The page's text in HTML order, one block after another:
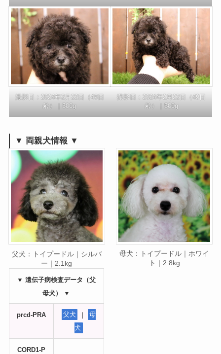
撮影日：2024年2月22日（49日
齢）｜500g
撮影日：2024年2月22日（49日
齢）｜500g
▼ 両親犬情報 ▼
父犬：トイプードル｜シルバ
ー｜2.1kg
母犬：トイプードル｜ホワイ
ト｜2.8kg
▼ 遺伝子病検査データ（父
母犬） ▼
prcd-PRA 父犬 ｜
母
犬
CORD1-P